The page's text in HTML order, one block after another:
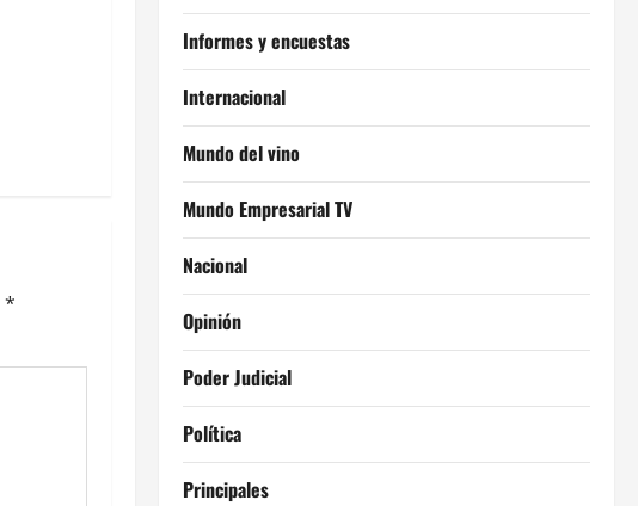
*
Informes y encuestas
Internacional
Mundo del vino
Mundo Empresarial TV
Nacional
Opinión
Poder Judicial
Política
Principales